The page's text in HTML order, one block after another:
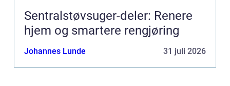
Sentralstøvsuger-deler: Renere
hjem og smartere rengjøring
Johannes Lunde 31 juli 2026